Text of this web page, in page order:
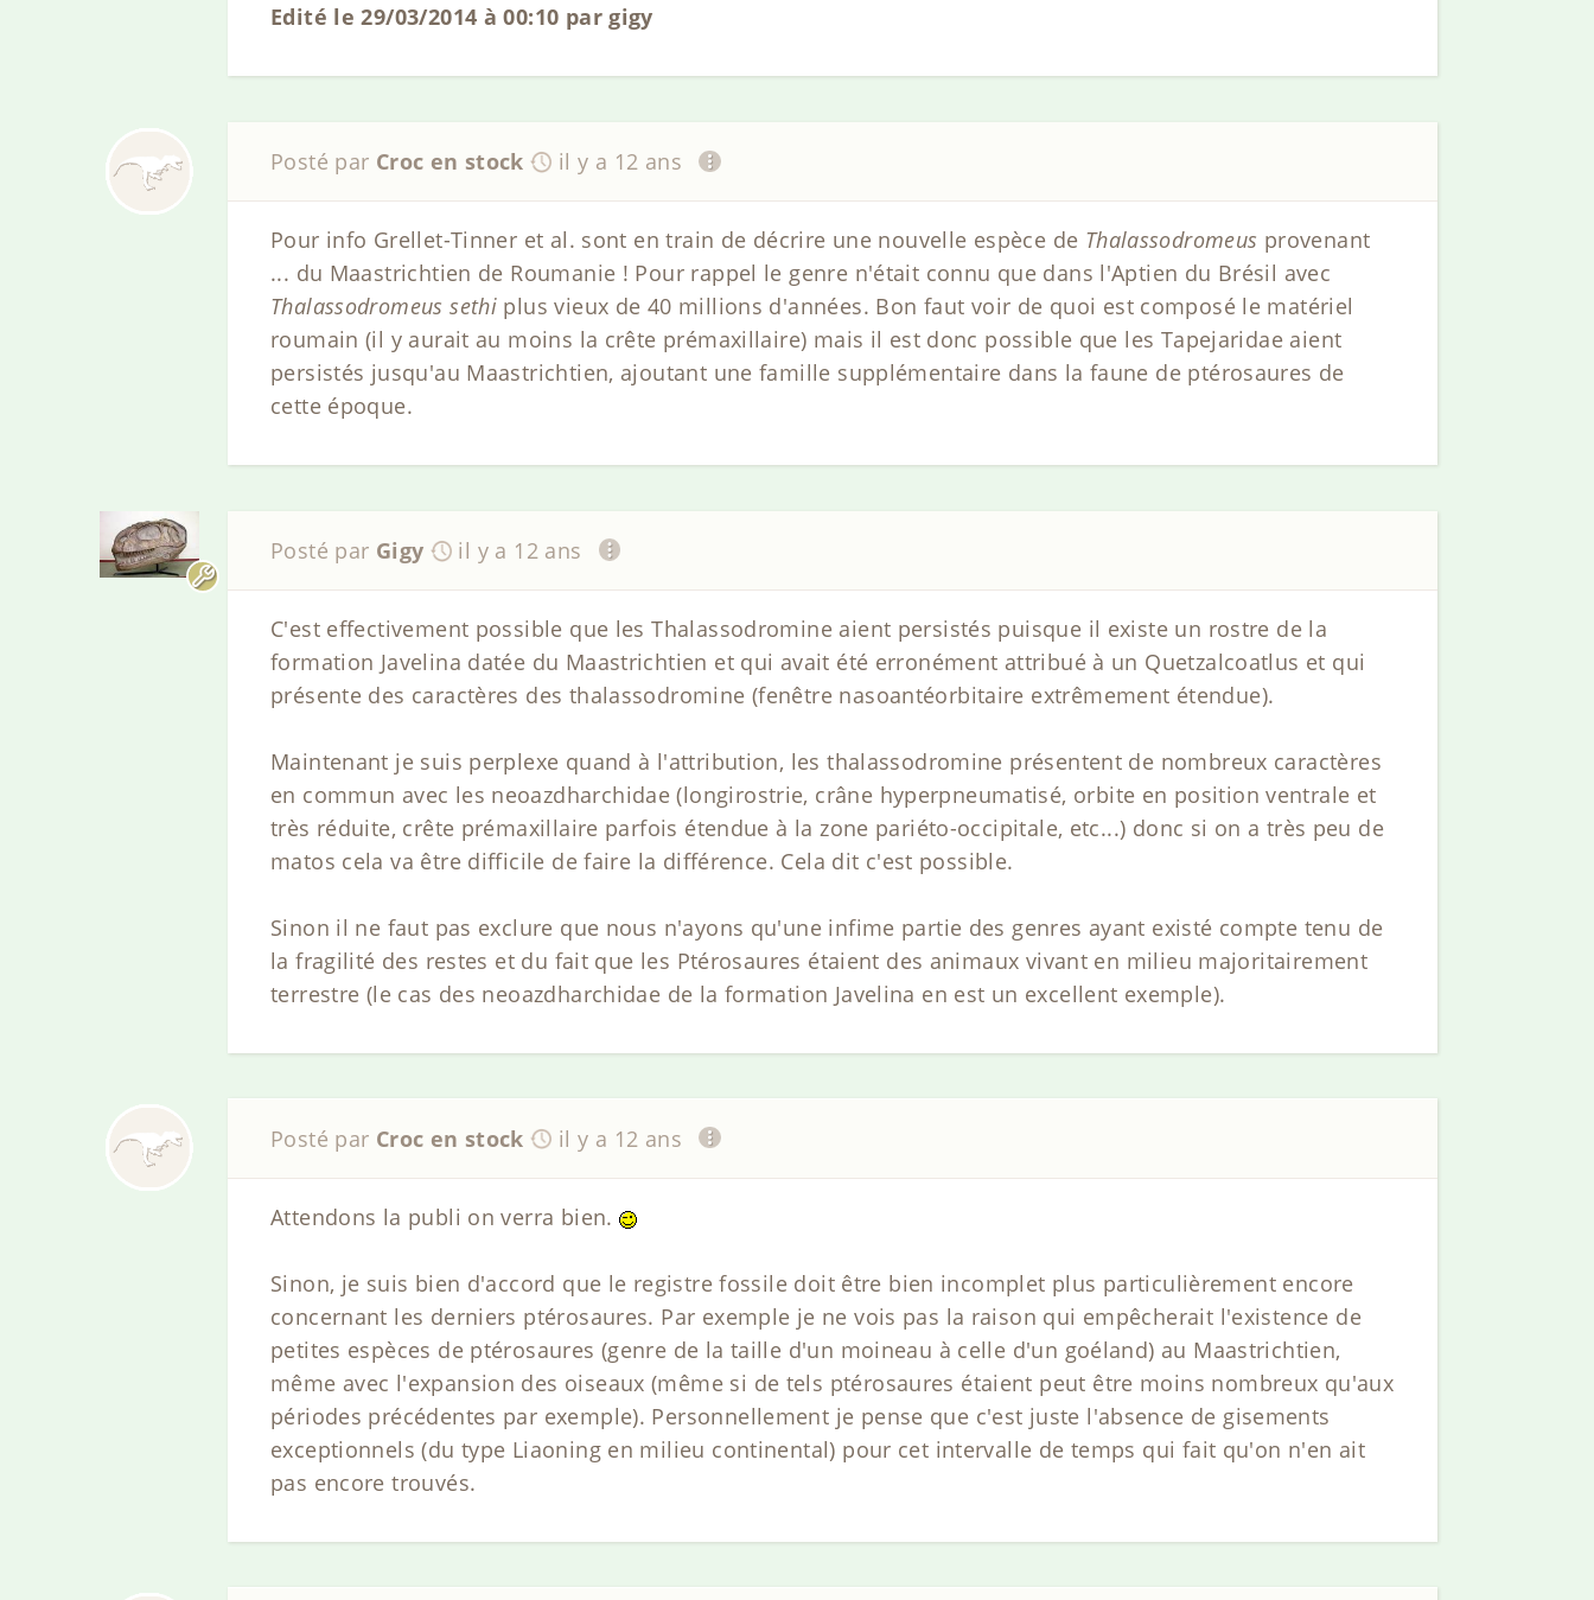
Edité le 29/03/2014 à 00:10 par gigy
Posté par Croc en stock il y a 12 ans
Pour info Grellet-Tinner et al. sont en train de décrire une nouvelle espèce de Thalassodromeus provenant
... du Maastrichtien de Roumanie ! Pour rappel le genre n'était connu que dans l'Aptien du Brésil avec
Thalassodromeus sethi plus vieux de 40 millions d'années. Bon faut voir de quoi est composé le matériel
roumain (il y aurait au moins la crête prémaxillaire) mais il est donc possible que les Tapejaridae aient
persistés jusqu'au Maastrichtien, ajoutant une famille supplémentaire dans la faune de ptérosaures de
cette époque.
Posté par Gigy il y a 12 ans
C'est effectivement possible que les Thalassodromine aient persistés puisque il existe un rostre de la
formation Javelina datée du Maastrichtien et qui avait été erronément attribué à un Quetzalcoatlus et qui
présente des caractères des thalassodromine (fenêtre nasoantéorbitaire extrêmement étendue).
Maintenant je suis perplexe quand à l'attribution, les thalassodromine présentent de nombreux caractères
en commun avec les neoazdharchidae (longirostrie, crâne hyperpneumatisé, orbite en position ventrale et
très réduite, crête prémaxillaire parfois étendue à la zone pariéto-occipitale, etc...) donc si on a très peu de
matos cela va être difficile de faire la différence. Cela dit c'est possible.
Sinon il ne faut pas exclure que nous n'ayons qu'une infime partie des genres ayant existé compte tenu de
la fragilité des restes et du fait que les Ptérosaures étaient des animaux vivant en milieu majoritairement
terrestre (le cas des neoazdharchidae de la formation Javelina en est un excellent exemple).
Posté par Croc en stock il y a 12 ans
Attendons la publi on verra bien.
Sinon, je suis bien d'accord que le registre fossile doit être bien incomplet plus particulièrement encore
concernant les derniers ptérosaures. Par exemple je ne vois pas la raison qui empêcherait l'existence de
petites espèces de ptérosaures (genre de la taille d'un moineau à celle d'un goéland) au Maastrichtien,
même avec l'expansion des oiseaux (même si de tels ptérosaures étaient peut être moins nombreux qu'aux
périodes précédentes par exemple). Personnellement je pense que c'est juste l'absence de gisements
exceptionnels (du type Liaoning en milieu continental) pour cet intervalle de temps qui fait qu'on n'en ait
pas encore trouvés.